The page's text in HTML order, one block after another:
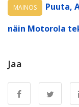
MAINOS
Puuta,
näin Motorola
Jaa